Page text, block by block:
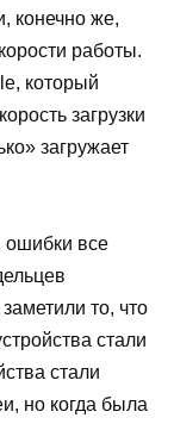
конечно же,
работы.
который
загрузки
загружает
ошибки все
то, что
стали
стали
но когда была